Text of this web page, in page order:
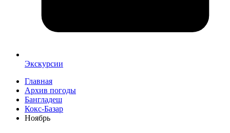
Экскурсии
Главная
Архив погоды
Бангладеш
Кокс-Базар
Ноябрь